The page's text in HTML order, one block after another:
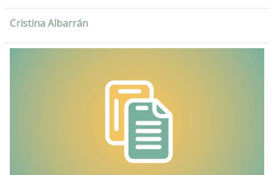
Cristina Albarrán